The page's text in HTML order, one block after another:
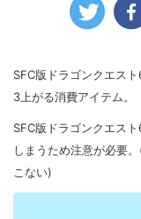
SFC版ドラゴンクエス
3上がる消費アイテム。
SFC版ドラゴンクエス
しまうため注意が必要
こない)